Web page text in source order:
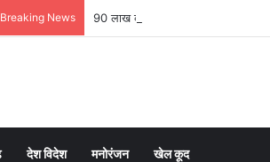
Breaking News 90 लाख की ऑनलाइन ठगी का खुलासा:
देश विदेश मनोरंजन खेल कूद